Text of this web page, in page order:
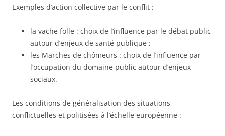
Exemples d’action collective par le conflit :
la vache folle : choix de l’influence par le débat public
autour d’enjeux de santé publique ;
les Marches de chômeurs : choix de l’influence par
l’occupation du domaine public autour d’enjeux
sociaux.
Les conditions de généralisation des situations
conflictuelles et politisées à l’échelle européenne :